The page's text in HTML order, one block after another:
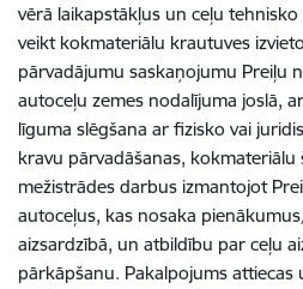
vērā laikapstākļus un ceļu
veikt kokmateriālu krautuves
pārvadājumu saskaņojumu Preiļu
autoceļu zemes nodalījuma joslā,
līguma slēgšana ar fizisko vai
kravu pārvadāšanas, kokmateriālu
mežistrādes darbus izmantojot
autoceļus, kas nosaka
aizsardzībā, un atbildību par ceļu
pārkāpšanu. Pakalpojums attiecas